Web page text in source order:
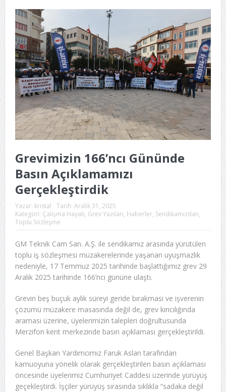
Grevimizin 166’ncı Gününde
Basın Açıklamamızı
Gerçekleştirdik
Yazar: kristal Tarih: Aralık 31, 2025
Kategori: Çalışma Hayatı, Grev Yazıları, Haberler, Sendikamızdan,
Toplu Sözleşme
GM Teknik Cam San. A.Ş. ile sendikamız arasında yürütülen
toplu iş sözleşmesi müzakerelerinde yaşanan uyuşmazlık
nedeniyle, 17 Temmuz 2025 tarihinde başlattığımız grev 29
Aralık 2025 tarihinde 166’ncı gününe ulaştı.
Grevin beş buçuk aylık süreyi geride bırakması ve işverenin
çözümü müzakere masasında değil de, grev kırıcılığında
araması üzerine, üyelerimizin talepleri doğrultusunda
Merzifon kent merkezinde basın açıklaması gerçekleştirildi.
Genel Başkan Yardımcımız Faruk Aslan tarafından
kamuoyuna yönelik olarak gerçekleştirilen basın açıklaması
öncesinde üyelerimiz Cumhuriyet Caddesi üzerinde yürüyüş
geçekleştirdi. İşçiler yürüyüş sırasında sıklıkla “sadaka değil